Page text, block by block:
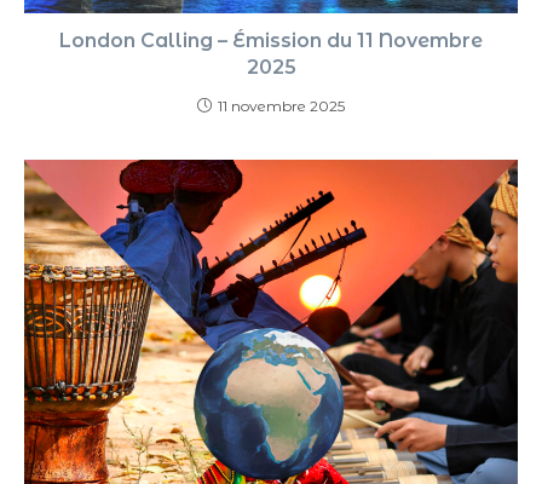
London Calling – Émission du 11 Novembre
2025
11 novembre 2025